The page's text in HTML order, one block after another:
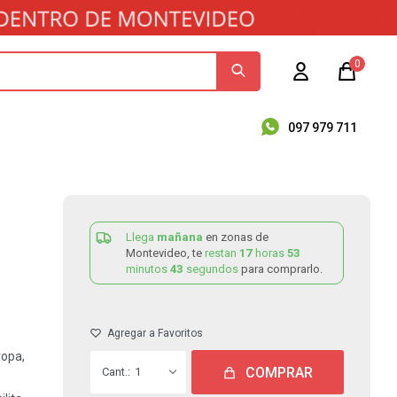
097 979 711
0
Llega mañana en zonas de
Montevideo, te restan 17 horas 53
minutos 43 segundos para comprarlo.
1 COMPRAR